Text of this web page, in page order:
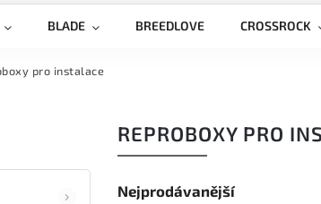
BLADE BREEDLOVE CROSSROCK
pro instalace
REPROBOXY PRO
Nejprodávanější